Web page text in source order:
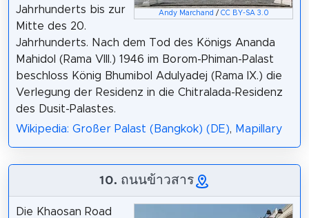
Andy Marchand / CC BY-SA 3.0
Jahrhunderts bis zur
Mitte des 20.
Jahrhunderts. Nach dem Tod des Königs Ananda
Mahidol (Rama VIII.) 1946 im Borom-Phiman-Palast
beschloss König Bhumibol Adulyadej (Rama IX.) die
Verlegung der Residenz in die Chitralada-Residenz
des Dusit-Palastes.
Wikipedia: Großer Palast (Bangkok) (DE), Mapillary
10. ถนนข้าวสาร
Die Khaosan Road